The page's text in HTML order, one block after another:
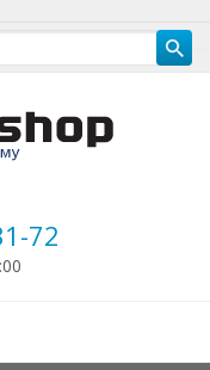
72